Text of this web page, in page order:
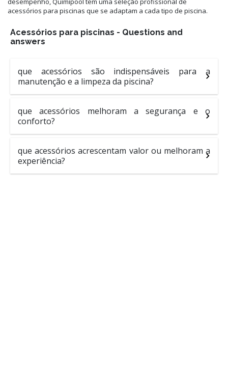
acessórios para piscinas que se adaptam a cada tipo de piscina.
Acessórios para piscinas - Questions and
answers
que acessórios são indispensáveis para a
manutenção e a limpeza da piscina?
que acessórios melhoram a segurança e o
conforto?
que acessórios acrescentam valor ou melhoram a
experiência?